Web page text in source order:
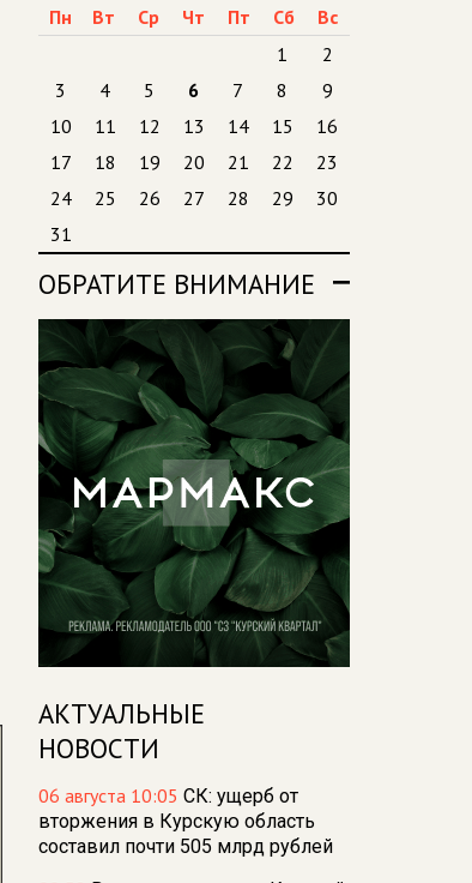
Пн Вт Ср Чт Пт Сб
Вс
1
2
3
4 5 6 7 8
9
10
11 12 13 14 15
16
17
18 19 20 21 22
23
24
25 26 27 28 29
30
31
ОБРАТИТЕ ВНИМАНИЕ
АКТУАЛЬНЫЕ
НОВОСТИ
06 августа 10:05 СК: ущерб от
вторжения в Курскую область
составил почти 505 млрд рублей